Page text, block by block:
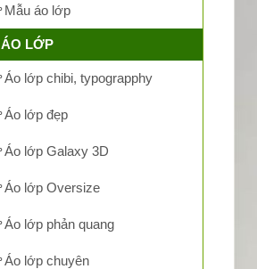
Mẫu áo lớp
ÁO LỚP
Áo lớp chibi, typograpphy
Áo lớp đẹp
Áo lớp Galaxy 3D
Áo lớp Oversize
Áo lớp phản quang
Áo lớp chuyên